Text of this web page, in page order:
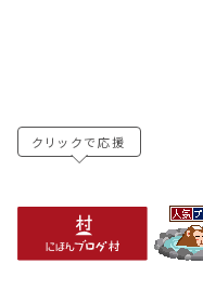
クリックで応援